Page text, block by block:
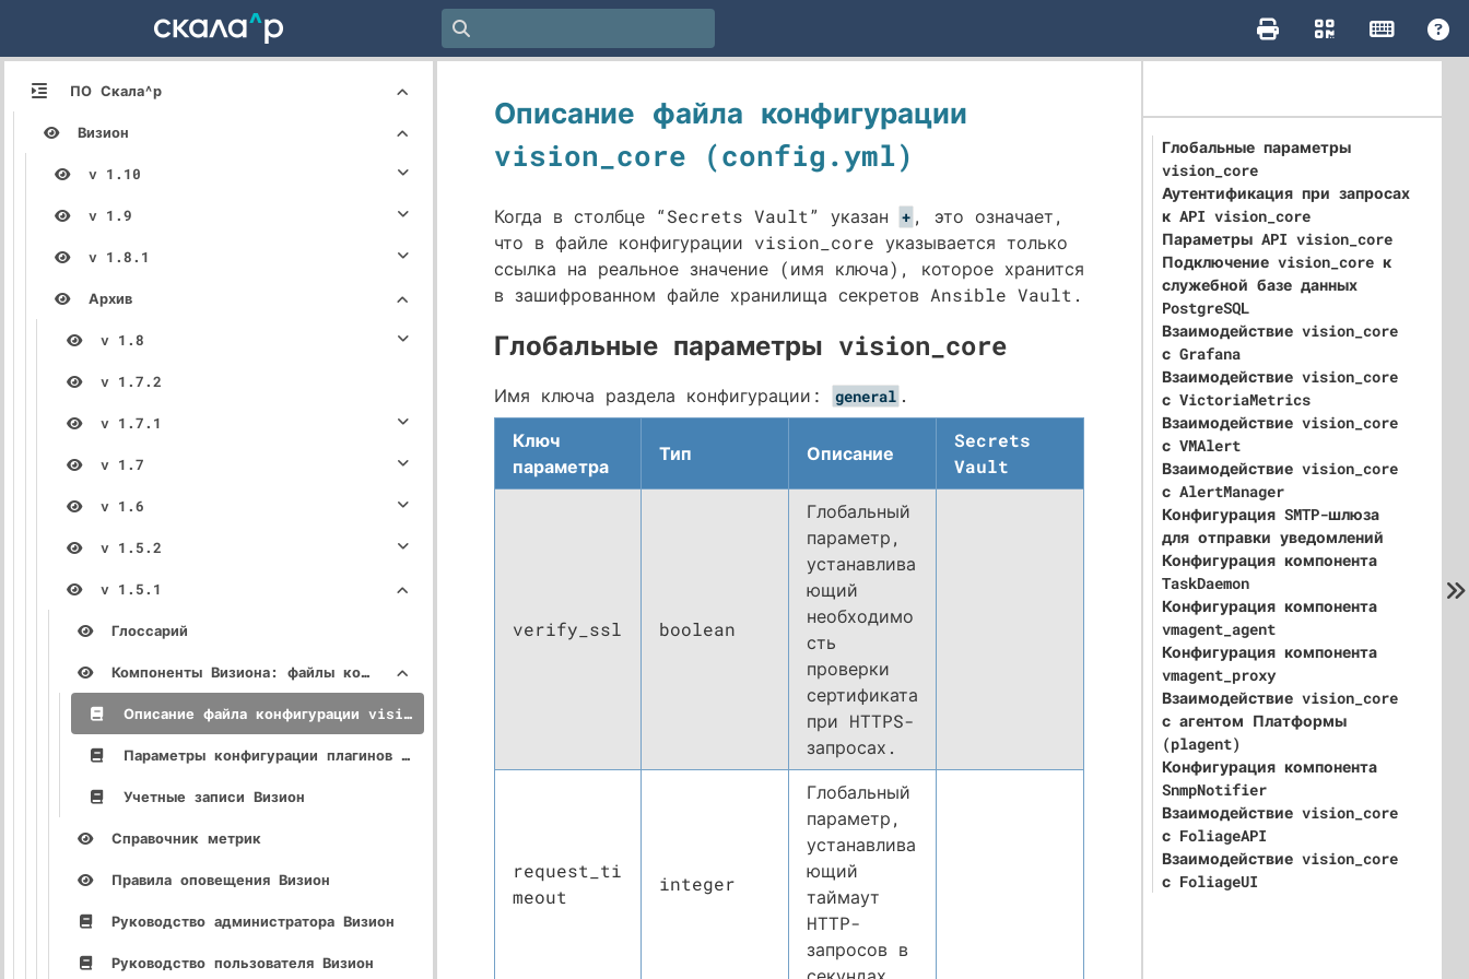
ПО Скала^р
Визион
v 1.10
v 1.9
v 1.8.1
Архив
v 1.8
v 1.7.2
v 1.7.1
v 1.7
v 1.6
v 1.5.2
v 1.5.1
Глоссарий
Компоненты Визиона: файлы конфигурации, описание параметров
Описание файла конфигурации vision_core (config.yml)
Параметры конфигурации плагинов доступные в интерфейсе Визиона
Учетные записи Визион
Справочник метрик
Правила оповещения Визион
Руководство администратора Визион
Руководство пользователя Визион
Описание файла конфигурации
vision_core (config.yml)
Когда в столбце “Secrets Vault” указан + , это означает,
что в файле конфигурации vision_core указывается только
ссылка на реальное значение (имя ключа), которое хранится
в зашифрованном файле хранилища секретов Ansible Vault.
Глобальные параметры vision_core
Имя ключа раздела конфигурации: general .
Ключ
параметра
Тип Описание
Secrets
Vault
verify_ssl boolean
Глобальный
параметр,
устанавлива
ющий
необходимо
сть
проверки
сертификата
при HTTPS-
запросах.
request_ti
meout
integer
Глобальный
параметр,
устанавлива
ющий
таймаут
HTTP-
запросов в
Глобальные параметры
vision_core
Аутентификация при запросах
к API vision_core
Параметры API vision_core
Подключение vision_core к
служебной базе данных
PostgreSQL
Взаимодействие vision_core
с Grafana
Взаимодействие vision_core
с VictoriaMetrics
Взаимодействие vision_core
с VMAlert
Взаимодействие vision_core
с AlertManager
Конфигурация SMTP-шлюза
для отправки уведомлений
Конфигурация компонента
TaskDaemon
Конфигурация компонента
vmagent_agent
Конфигурация компонента
vmagent_proxy
Взаимодействие vision_core
с агентом Платформы
(plagent)
Конфигурация компонента
SnmpNotifier
Взаимодействие vision_core
с FoliageAPI
Взаимодействие vision_core
с FoliageUI